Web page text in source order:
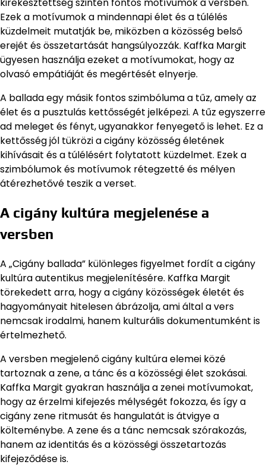
Ezek a motívumok a mindennapi élet és a túlélés
küzdelmeit mutatják be, miközben a közösség belső
erejét és összetartását hangsúlyozzák. Kaffka Margit
ügyesen használja ezeket a motívumokat, hogy az
olvasó empátiáját és megértését elnyerje.
A ballada egy másik fontos szimbóluma a tűz, amely az
élet és a pusztulás kettősségét jelképezi. A tűz egyszerre
ad meleget és fényt, ugyanakkor fenyegető is lehet. Ez a
kettősség jól tükrözi a cigány közösség életének
kihívásait és a túlélésért folytatott küzdelmet. Ezek a
szimbólumok és motívumok rétegzetté és mélyen
átérezhetővé teszik a verset.
A cigány kultúra megjelenése a
versben
A „Cigány ballada” különleges figyelmet fordít a cigány
kultúra autentikus megjelenítésére. Kaffka Margit
törekedett arra, hogy a cigány közösségek életét és
hagyományait hitelesen ábrázolja, ami által a vers
nemcsak irodalmi, hanem kulturális dokumentumként is
értelmezhető.
A versben megjelenő cigány kultúra elemei közé
tartoznak a zene, a tánc és a közösségi élet szokásai.
Kaffka Margit gyakran használja a zenei motívumokat,
hogy az érzelmi kifejezés mélységét fokozza, és így a
cigány zene ritmusát és hangulatát is átvigye a
költeménybe. A zene és a tánc nemcsak szórakozás,
hanem az identitás és a közösségi összetartozás
kifejeződése is.